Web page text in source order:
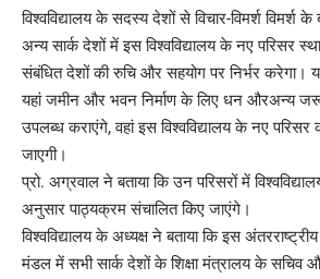
विश्वविद्यालय के सदस्य देशों से विचार-विमर्श
अन्य सार्क देशों में इस विश्वविद्यालय के नए परिसर
संबंधित देशों की रुचि और सहयोग पर निर्भर करेगा।
यहां जमीन और भवन निर्माण के लिए धन औरअन्य
उपलब्ध कराएंगे, वहां इस विश्वविद्यालय के नए परिसर
जाएगी।
प्रो. अग्रवाल ने बताया कि उन परिसरों में
अनुसार पाठ्यक्रम संचालित किए जाएंगे।
विश्वविद्यालय के अध्यक्ष ने बताया कि इस
मंडल में सभी सार्क देशों के शिक्षा मंत्रालय के सचिव